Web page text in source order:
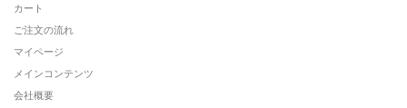
カート
ご注文の流れ
マイページ
メインコンテンツ
会社概要